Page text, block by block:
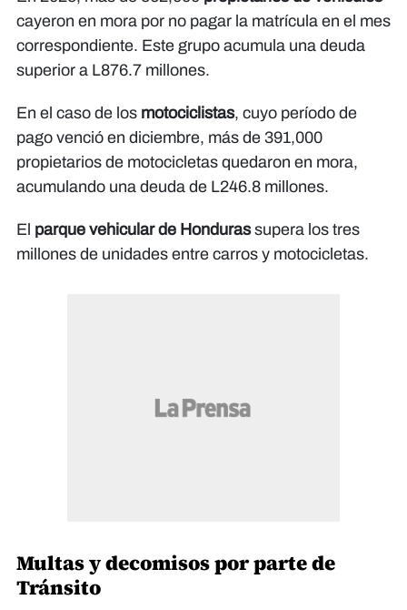
cayeron en mora por no pagar la matrícula en el mes
correspondiente. Este grupo acumula una deuda
superior a L876.7 millones.
En el caso de los motociclistas, cuyo período de
pago venció en diciembre, más de 391,000
propietarios de motocicletas quedaron en mora,
acumulando una deuda de L246.8 millones.
El parque vehicular de Hondurassupera los tres
millones de unidades entre carros y motocicletas.
Multas y decomisos por parte de
Tránsito